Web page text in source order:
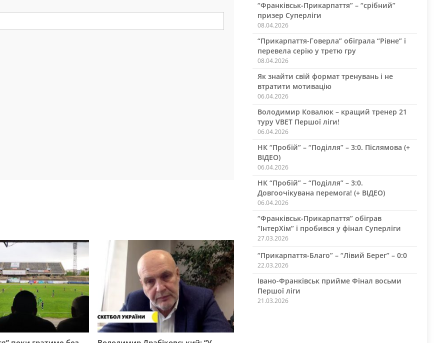
“Франківськ-Прикарпаття” – “срібний”
призер Суперліги
08.04.2026
“Прикарпаття-Говерла” обіграла “Рівне” і
перевела серію у третю гру
08.04.2026
Як знайти свій формат тренувань і не
втратити мотивацію
06.04.2026
Володимир Ковалюк – кращий тренер 21
туру VBET Першої ліги!
06.04.2026
НК “Пробій” – “Поділля” – 3:0. Післямова (+
ВІДЕО)
06.04.2026
НК “Пробій” – “Поділля” – 3:0.
Довгоочікувана перемога! (+ ВІДЕО)
06.04.2026
“Франківськ-Прикарпаття” обіграв
“ІнтерХім” і пробився у фінал Суперліги
27.03.2026
“Прикарпаття-Благо” – “Лівий Берег” – 0:0
22.03.2026
Івано-Франківськ прийме Фінал восьми
Першої ліги
21.03.2026